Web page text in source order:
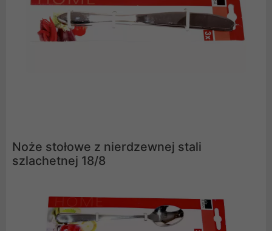
Noże stołowe z nierdzewnej stali
szlachetnej 18/8